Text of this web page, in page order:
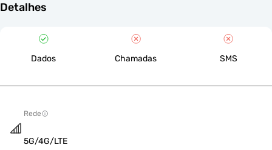
Detalhes
Dados Chamadas SMS
Rede
5G/4G/LTE